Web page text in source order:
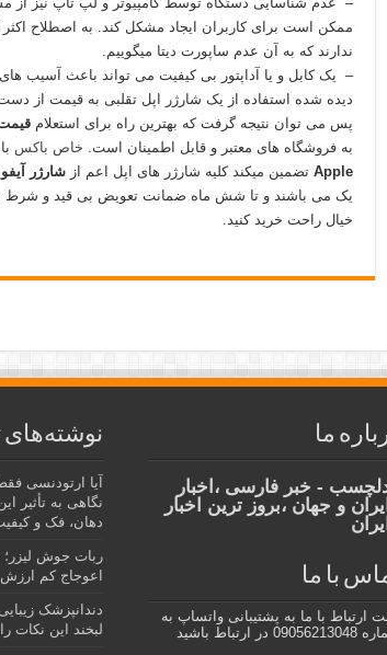
ممکن است برای کاربران ایجاد مشکل کند. به اصطلاح اکثر
ندارند که به آن عدم ساپورت دیتا میگوییم.
– یک کابل و یا آداپتور بی کیفیت می تواند باعث آسیب
دیده شده استفاده از یک شارژر اپل تقلبی به قیمت از
پس می توان نتیجه گرفت که بهترین راه برای استعلام
به فروشگاه های معتبر و قابل اطمینان است. خاص باکس
Apple تضمین میکند کلیه شارژر های اپل اعم ازشارژر
یک می باشند و تا شش ماه ضمانت تعویض بی قید و شرط
خیال راحت خرید کنید.
ما
- خبر فارسی ،اخبار
ایران و جهان ،بروز ترین اخبار
ایران
با ما
ارتباط با ما به پشتیبانی واتساپ به
در ارتباط باشید
نوشته‌های
آیا ارتودنسی
نگاهی به تأثیر
دهان، فک و
ربات جوش لیزر؛
اعوجاج کم
دندانپزشک
لبخند این نکات را